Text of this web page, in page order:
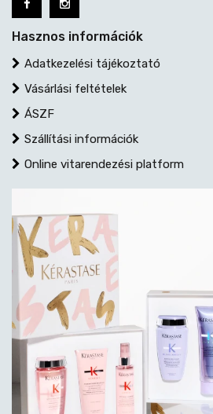
Hasznos információk
Adatkezelési tájékoztató
Vásárlási feltételek
ÁSZF
Szállítási információk
Online vitarendezési platform